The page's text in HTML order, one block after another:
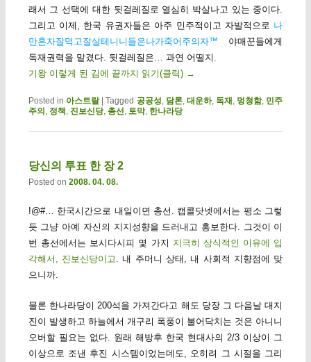
래서 그 선택에 대한 뒷걸레질로 열심히 박살나고 있는 중이다.
그리고 이제, 한국 유권자들은 아주 민주적이고 자발적으로 나
만혼자잘먹고잘살테니니들은나가죽어주의자™ 야매꾼들에게
독재권력을 맡겼다. 뒷걸레질은… 과연 어떨지.
기왕 이렇게 된 김에 끝까지 읽기(클릭) →
Posted in 아스트랄 |Tagged 공공성, 담론, 대운하,독재 , 멍청함, 민주
주의 , 정책 , 진보신당, 총선, 토막, 한나라당
당신의 투표 한 장 2
Posted on 2008. 04. 08.
!@#… 한국시간으로 내일이면 총선. 캡콜닷넷에서는 평소 그렇
듯 그냥 아예 자신의 지지성향을 드러내고 홍보한다. 그것이 이
번 총선에서는 보시다시피 몇 가지 지극히 상식적인 이유에 입
각해서, 진보신당이고
. 내 주머니 상태, 내 사회적 지향점에 맞
으니까.
물론 한나라당이 200석을 가져간다고 해도 당장 그 다음날 대지
진이 발생하고 하늘에서 개구리 폭풍이 불어닥치는 것은 아니니
오버할 필요는 없다. 원래 해방후 한국 현대사의 2/3 이상이 그
이상으로 조낸 후진 시스템이었는데도, 오히려 그 시절을 그리